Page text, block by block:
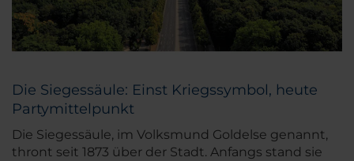
Die Siegessäule: Einst Kriegssymbol, heute
Partymittelpunkt
Die Siegessäule, im Volksmund Goldelse genannt,
thront seit 1873 über der Stadt. Anfangs stand sie